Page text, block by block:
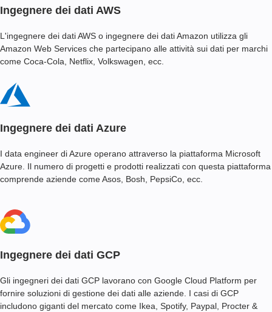
Ingegnere dei dati AWS
L'ingegnere dei dati AWS o ingegnere dei dati Amazon utilizza gli
Amazon Web Services che partecipano alle attività sui dati per marchi
come Coca-Cola, Netflix, Volkswagen, ecc.
Ingegnere dei dati Azure
I data engineer di Azure operano attraverso la piattaforma Microsoft
Azure. Il numero di progetti e prodotti realizzati con questa piattaforma
comprende aziende come Asos, Bosh, PepsiCo, ecc.
Ingegnere dei dati GCP
Gli ingegneri dei dati GCP lavorano con Google Cloud Platform per
fornire soluzioni di gestione dei dati alle aziende. I casi di GCP
includono giganti del mercato come Ikea, Spotify, Paypal, Procter &